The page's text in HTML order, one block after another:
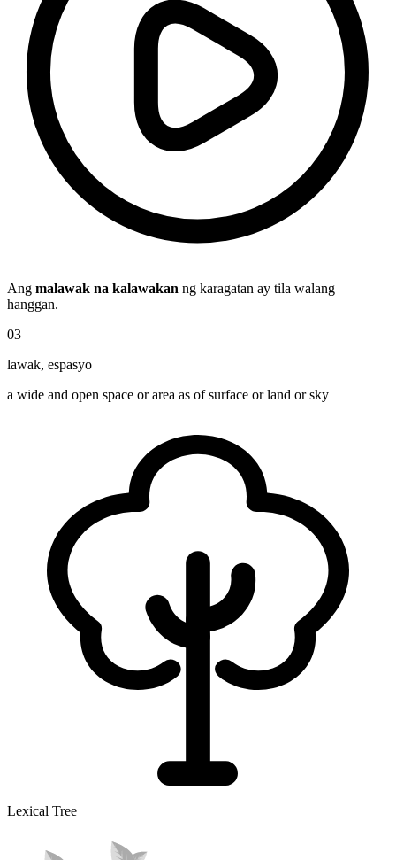
Ang malawak na kalawakan ng karagatan ay tila walang
hanggan.
03
lawak, espasyo
a wide and open space or area as of surface or land or sky
Lexical Tree